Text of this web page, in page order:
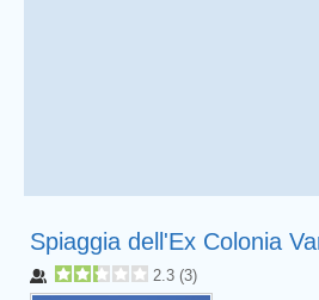
Spiaggia dell'Ex Colonia
2.3 (3)